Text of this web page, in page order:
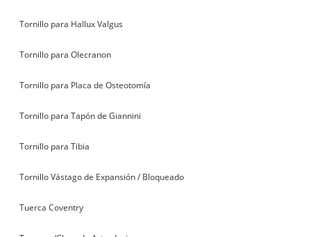
Tornillo para Hallux Valgus
Tornillo para Olecranon
Tornillo para Placa de Osteotomía
Tornillo para Tapón de Giannini
Tornillo para Tibia
Tornillo Vástago de Expansión / Bloqueado
Tuerca Coventry